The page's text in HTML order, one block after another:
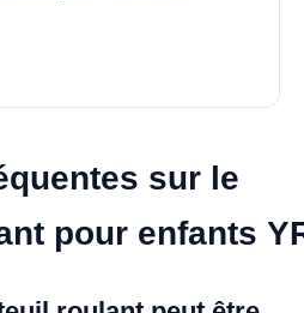
sur le
pour enfants